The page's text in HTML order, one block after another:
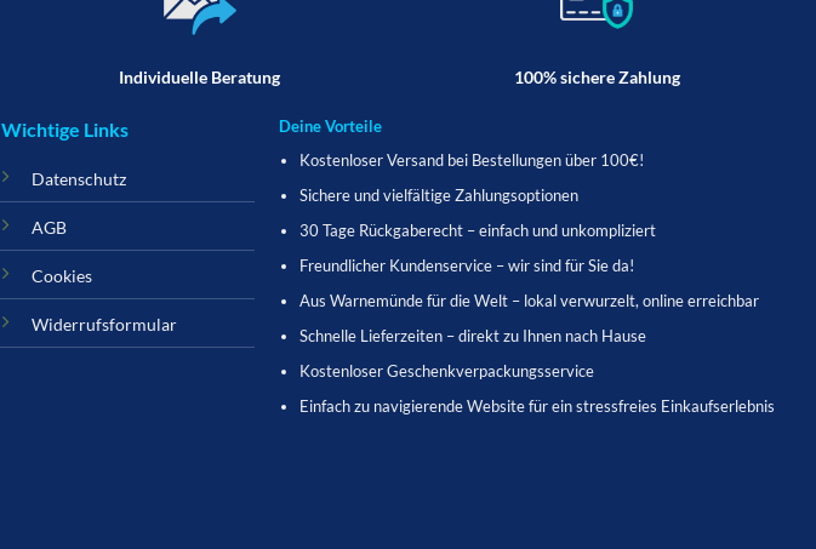
Individuelle Beratung 100% sichere Zahlung
Wichtige Links
Datenschutz
AGB
Cookies
Widerrufsformular
Deine Vorteile
Kostenloser Versand bei Bestellungen über 100€!
Sichere und vielfältige Zahlungsoptionen
30 Tage Rückgaberecht – einfach und unkompliziert
Freundlicher Kundenservice – wir sind für Sie da!
Aus Warnemünde für die Welt – lokal verwurzelt, online erreichbar
Schnelle Lieferzeiten – direkt zu Ihnen nach Hause
Kostenloser Geschenkverpackungsservice
Einfach zu navigierende Website für ein stressfreies Einkaufserlebnis